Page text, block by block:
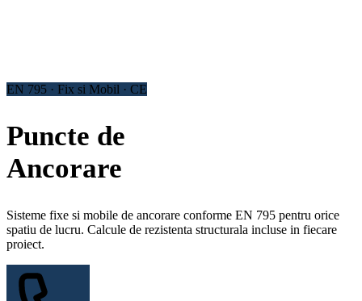
EN 795 · Fix si Mobil · CE
Puncte de
Ancorare
Sisteme fixe si mobile de ancorare conforme EN 795 pentru orice
spatiu de lucru. Calcule de rezistenta structurala incluse in fiecare
proiect.